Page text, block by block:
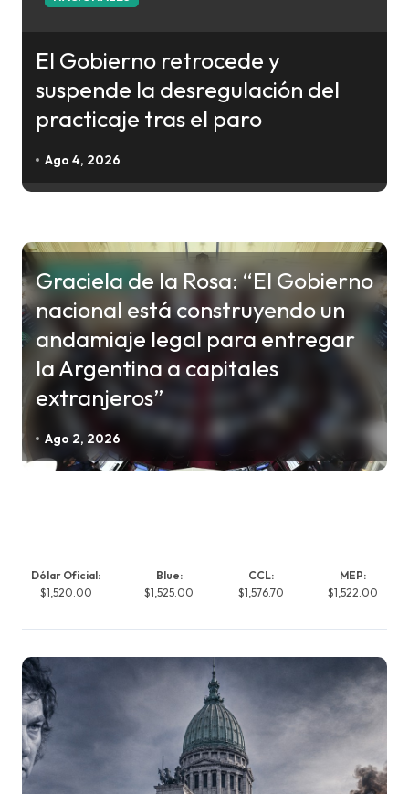
El Gobierno retrocede y
suspende la desregulación del
practicaje tras el paro
Ago 4, 2026
NACIONALES
Graciela de la Rosa: “El Gobierno
nacional está construyendo un
andamiaje legal para entregar
la Argentina a capitales
extranjeros”
Ago 2, 2026
Dólar Oficial:
$1,520.00
Blue:
$1,525.00
CCL:
$1,576.70
MEP:
$1,522.00